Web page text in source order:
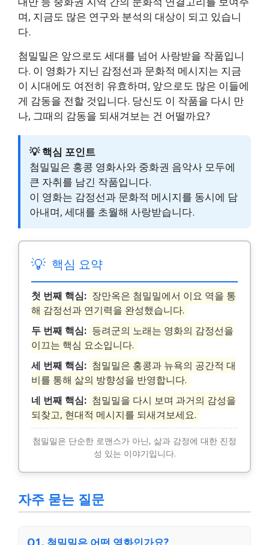
며, 지금도 많은 연구와 분석의 대상이 되고 있습니
다.
첨밀밀은 앞으로도 세대를 넘어 사랑받을 작품입니
다. 이 영화가 지닌 감정선과 문화적 메시지는 지금
이 시대에도 여전히 유효하며, 앞으로도 많은 이들에
게 감동을 전할 것입니다. 당신도 이 작품을 다시 만
나, 그때의 감동을 되새겨보는 건 어떨까요?
💡 핵심 포인트
첨밀밀은 홍콩 영화사와 중화권 음악사 모두에
큰 자취를 남긴 작품입니다.
이 영화는 감정선과 문화적 메시지를 동시에 담
아내며, 세대를 초월해 사랑받습니다.
💡 핵심 요약
첫 번째 핵심: 장만옥은 첨밀밀에서 이요 역을 통
해 감정선과 연기력을 완성했습니다.
두 번째 핵심: 등려군의 노래는 영화의 감정선을
이끄는 핵심 요소입니다.
세 번째 핵심: 첨밀밀은 홍콩과 뉴욕의 공간적 대
비를 통해 삶의 방향성을 반영합니다.
네 번째 핵심: 첨밀밀을 다시 보며 과거의 감성을
되찾고, 현대적 메시지를 되새겨보세요.
첨밀밀은 단순한 로맨스가 아닌, 삶과 감정에 대한 진정
성 있는 이야기입니다.
자주 묻는 질문